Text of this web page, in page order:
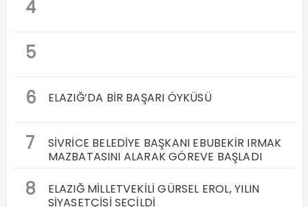
4
5
6
ELAZIĞ’DA BİR BAŞARI ÖYKÜSÜ
7
SİVRİCE BELEDİYE BAŞKANI EBUBEKİR IRMAK
MAZBATASINI ALARAK GÖREVE BAŞLADI
8
ELAZIĞ MİLLETVEKİLİ GÜRSEL EROL, YILIN
SİYASETÇİSİ SEÇİLDİ